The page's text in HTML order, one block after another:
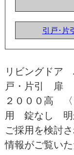
引戸･片
リビングドア
戸・片引 扉
２０００高
用 錠なし 明
ご採用を検討
情報がご覧い